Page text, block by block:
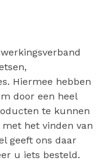
Hiermee hebben
door een heel
te kunnen
het vinden van
geeft ons daar
u iets besteld.